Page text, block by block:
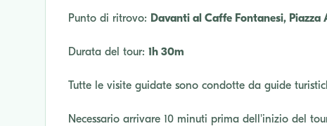
Punto di ritrovo: Davanti al Caffe Fontanesi, Piazza
Durata del tour: 1h 30m
Tutte le visite guidate sono condotte da guide
Necessario arrivare 10 minuti prima dell'inizio del